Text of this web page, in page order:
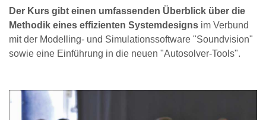
Der Kurs gibt einen umfassenden Überblick über die
Methodik eines effizienten Systemdesigns im Verbund
mit der Modelling- und Simulationssoftware "Soundvision"
sowie eine Einführung in die neuen "Autosolver-Tools".